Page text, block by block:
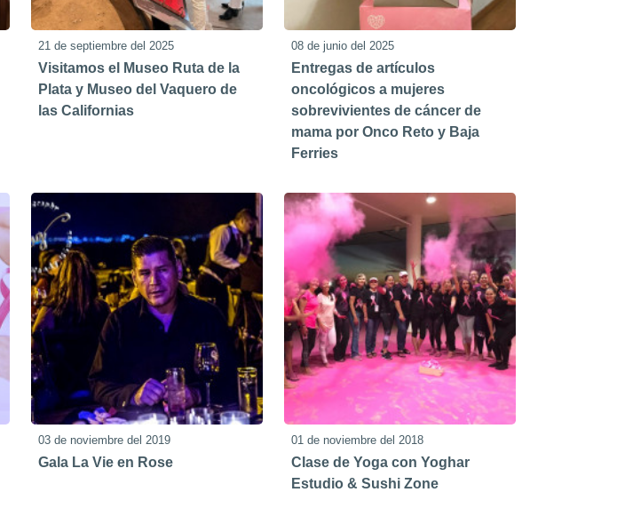
21 de septiembre del 2025
Visitamos el Museo Ruta de la
Plata y Museo del Vaquero de
las Californias
08 de junio del 2025
Entregas de artículos
oncológicos a mujeres
sobrevivientes de cáncer de
mama por Onco Reto y Baja
Ferries
03 de noviembre del 2019
Gala La Vie en Rose
01 de noviembre del 2018
Clase de Yoga con Yoghar
Estudio & Sushi Zone